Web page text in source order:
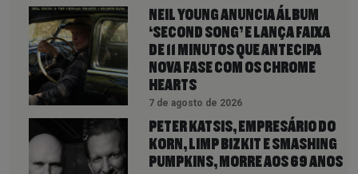
NEIL YOUNG ANUNCIA ÁLBUM
‘SECOND SONG’ E LANÇA FAIXA
DE 11 MINUTOS QUE ANTECIPA
NOVA FASE COM OS CHROME
HEARTS
7 de agosto de 2026
PETER KATSIS, EMPRESÁRIO DO
KORN, LIMP BIZKIT E SMASHING
PUMPKINS, MORRE AOS 69 ANOS